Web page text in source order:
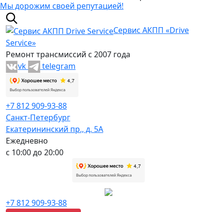
Мы дорожим своей репутацией!
Сервис АКПП «Drive
Service»
Ремонт трансмиссий с 2007 года
vk
telegram
+7 812 909-93-88
Санкт-Петербург
Екатерининский пр., д. 5А
Ежедневно
с 10:00 до 20:00
+7 812 909-93-88